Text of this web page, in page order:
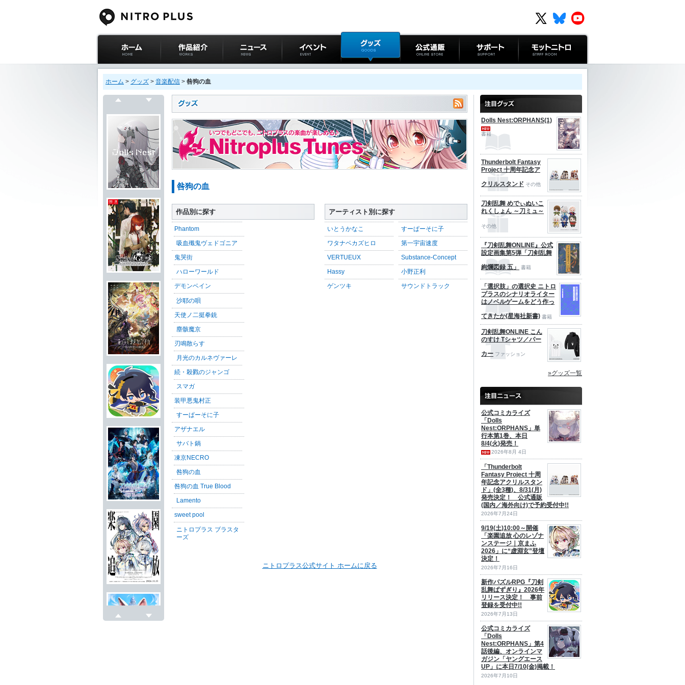
ニトロプラス公式
サイト ホーム
作品紹介 ニュース イベント グッズ 公式通販 サポート モットニトロ
ホーム > グッズ > 音楽配信 > 咎狗の血
咎狗の血
作品別に探す
Phantom
吸血殲鬼ヴェドゴニア
鬼哭街
ハローワールド
デモンベイン
沙耶の唄
天使ノ二挺拳銃
塵骸魔京
刃鳴散らす
月光のカルネヴァーレ
続・殺戮のジャンゴ
スマガ
装甲悪鬼村正
すーぱーそに子
アザナエル
サバト鍋
凍京NECRO
咎狗の血
咎狗の血 True Blood
Lamento
sweet pool
ニトロプラス ブラスタ
ーズ
アーティスト別に探す
いとうかなこ すーぱーそに子
ワタナベカズヒロ 第一宇宙速度
VERTUEUX Substance-Concept
Hassy 小野正利
ゲンツキ サウンドトラック
ニトロプラス公式サイト ホームに戻る
Dolls Nest:ORPHANS(1)
書籍
Thunderbolt Fantasy
Project 十周年記念ア
クリルスタンド その他
刀剣乱舞 めでぃぬいこ
れくしょん ～刀ミュ～
その他
『刀剣乱舞ONLINE』公式
設定画集第5弾「刀剣乱舞
絢爛図録 五」 書籍
「選択肢」の選択史 ニトロ
プラスのシナリオライター
はノベルゲームをどう作っ
てきたか(星海社新書) 書籍
刀剣乱舞ONLINE こん
のすけ Tシャツ／パー
カー ファッション
»グッズ一覧
公式コミカライズ
「Dolls
Nest:ORPHANS」単
行本第1巻、本日
8/4(火)発売！
2026年8月 4日
「Thunderbolt
Fantasy Project 十周
年記念アクリルスタン
ド」(全3種)、8/31(月)
発売決定！ 公式通販
(国内／海外向け)で予約受付中!!
2026年7月24日
9/19(土)10:00～開催
「楽園追放 心のレゾナ
ンステージ｜京まふ
2026」に“虚淵玄”登壇
決定！
2026年7月16日
新作パズルRPG『刀剣
乱舞ぱずぎり』2026年
リリース決定！ 事前
登録を受付中!!
2026年7月13日
公式コミカライズ
「Dolls
Nest:ORPHANS」第4
話後編、オンラインマ
ガジン「ヤングエース
UP」に本日7/10(金)掲載！
2026年7月10日